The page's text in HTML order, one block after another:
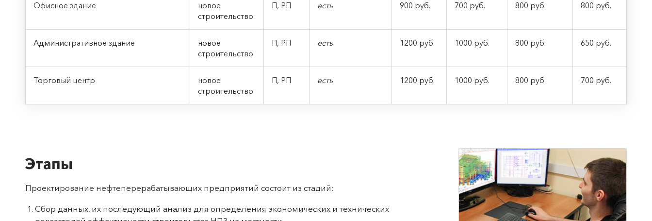
Офисное здание
новое
строительство
П, РП есть 900 руб. 700 руб. 800 руб. 800 руб.
Административное здание
новое
строительство
П, РП есть 1200 руб. 1000 руб. 800 руб. 650 руб.
Торговый центр
новое
строительство
П, РП есть 1200 руб. 1000 руб. 800 руб. 700 руб.
Этапы
Проектирование нефтеперерабатывающих предприятий состоит из стадий:
Сбор данных, их последующий анализ для определения экономических и технических